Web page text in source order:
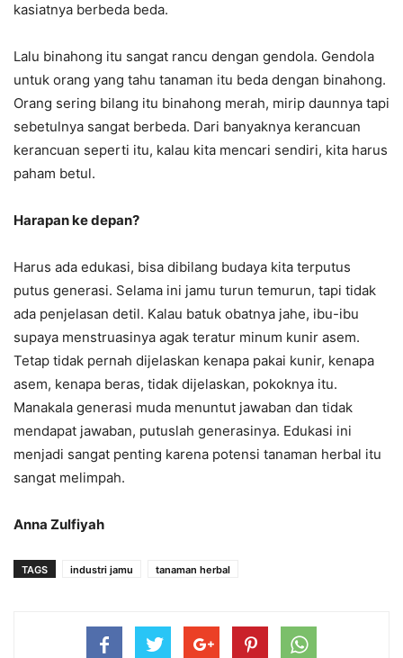
kasiatnya berbeda beda.
Lalu binahong itu sangat rancu dengan gendola. Gendola
untuk orang yang tahu tanaman itu beda dengan binahong.
Orang sering bilang itu binahong merah, mirip daunnya tapi
sebetulnya sangat berbeda. Dari banyaknya kerancuan
kerancuan seperti itu, kalau kita mencari sendiri, kita harus
paham betul.
Harapan ke depan?
Harus ada edukasi, bisa dibilang budaya kita terputus
putus generasi. Selama ini jamu turun temurun, tapi tidak
ada penjelasan detil. Kalau batuk obatnya jahe, ibu-ibu
supaya menstruasinya agak teratur minum kunir asem.
Tetap tidak pernah dijelaskan kenapa pakai kunir, kenapa
asem, kenapa beras, tidak dijelaskan, pokoknya itu.
Manakala generasi muda menuntut jawaban dan tidak
mendapat jawaban, putuslah generasinya. Edukasi ini
menjadi sangat penting karena potensi tanaman herbal itu
sangat melimpah.
Anna Zulfiyah
TAGS industri jamu tanaman herbal